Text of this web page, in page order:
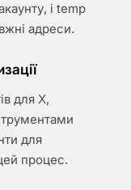
і temp
адреси.
для X,
для
процес.